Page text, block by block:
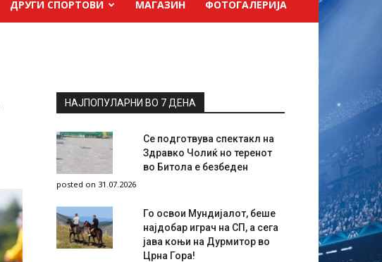
ДРУГИ СПОРТОВИ МАГАЗИН ФОТОГАЛЕРИЈА
НАЈПОПУЛАРНИ ВО 7 ДЕНА
Се подготвува спектакл на
Здравко Чолиќ но теренот
во Битола е безбеден
posted on 31.07.2026
Го освои Мундијалот, беше
најдобар играч на СП, а сега
јава коњи на Дурмитор во
Црна Гора!